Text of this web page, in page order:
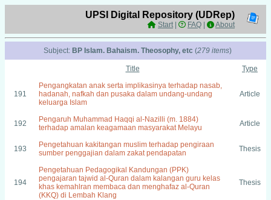
UPSI Digital Repository (UDRep)
Start| FAQ About
Subject: BP Islam. Bahaism. Theosophy, etc (279 items)
Title Type
191
Pengangkatan anak serta implikasinya terhadap nasab,
hadanah, nafkah dan pusaka dalam undang-undang
keluarga Islam
Article
192
Pengaruh Muhammad Haqqi al-Nazilli (m. 1884)
terhadap amalan keagamaan masyarakat Melayu
Article
193
Pengetahuan kakitangan muslim terhadap pengiraan
sumber penggajian dalam zakat pendapatan
Thesis
194
Pengetahuan Pedagogikal Kandungan (PPK)
pengajaran tajwid al-Quran dalam kalangan guru kelas
khas kemahlran membaca dan menghafaz al-Quran
(KKQ) di Lembah Klang
Thesis